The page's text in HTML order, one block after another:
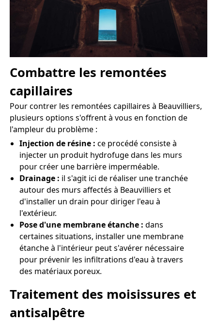
Combattre les remontées
capillaires
Pour contrer les remontées capillaires à Beauvilliers,
plusieurs options s'offrent à vous en fonction de
l'ampleur du problème :
Injection de résine : ce procédé consiste à
injecter un produit hydrofuge dans les murs
pour créer une barrière imperméable.
Drainage : il s'agit ici de réaliser une tranchée
autour des murs affectés à Beauvilliers et
d'installer un drain pour diriger l'eau à
l'extérieur.
Pose d'une membrane étanche : dans
certaines situations, installer une membrane
étanche à l'intérieur peut s'avérer nécessaire
pour prévenir les infiltrations d'eau à travers
des matériaux poreux.
Traitement des moisissures et
antisalpêtre